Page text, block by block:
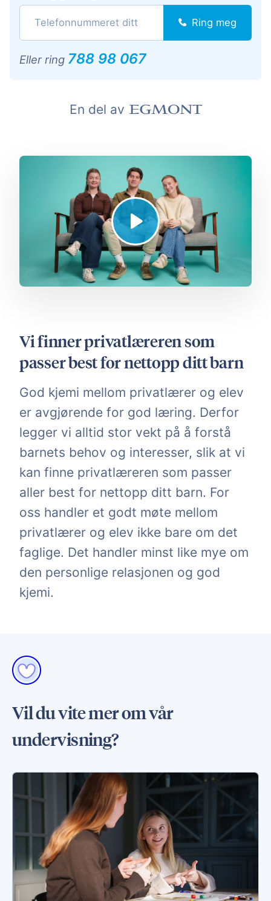
Ring meg
Eller ring 788 98 067
En del av
Vi finner privatlæreren som
passer best for nettopp ditt barn
God kjemi mellom privatlærer og elev
er avgjørende for god læring. Derfor
legger vi alltid stor vekt på å forstå
barnets behov og interesser, slik at vi
kan finne privatlæreren som passer
aller best for nettopp ditt barn. For
oss handler et godt møte mellom
privatlærer og elev ikke bare om det
faglige. Det handler minst like mye om
den personlige relasjonen og god
kjemi.
Vil du vite mer om vår
undervisning?